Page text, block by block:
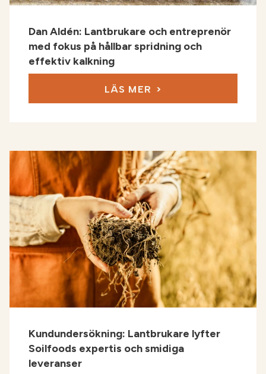
Dan Aldén: Lantbrukare och entreprenör
med fokus på hållbar spridning och
effektiv kalkning
LÄS MER
Kundundersökning: Lantbrukare lyfter
Soilfoods expertis och smidiga
leveranser